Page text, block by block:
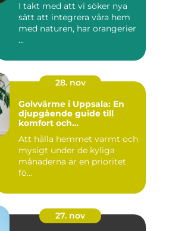
I takt med att vi söker nya
sätt att integrera våra hem
med naturen, har orangerier
...
28. nov
Golvvärme i Uppsala: En
djupgående guide till
komfort och
Att hålla hemmet varmt och
mysigt under de kyliga
månaderna är en prioritet
fö...
27. nov